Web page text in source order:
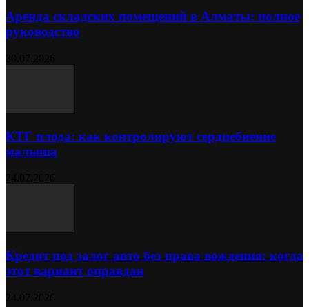
Аренда складских помещений в Алматы: полное
руководство
КТГ плода: как контролируют сердцебиение
малыша
Кредит под залог авто без права вождения: когда
этот вариант оправдан